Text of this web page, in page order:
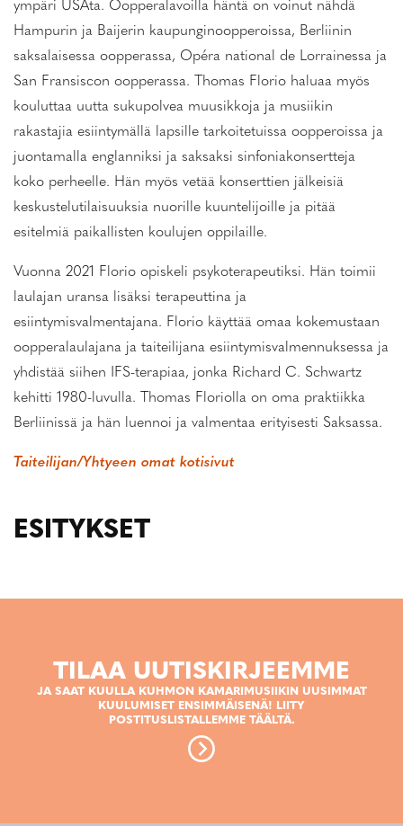
ympäri USAta. Oopperalavoilla häntä on voinut nähdä
Hampurin ja Baijerin kaupunginoopperoissa, Berliinin
saksalaisessa oopperassa, Opéra national de Lorrainessa ja
San Fransiscon oopperassa. Thomas Florio haluaa myös
kouluttaa uutta sukupolvea muusikkoja ja musiikin
rakastajia esiintymällä lapsille tarkoitetuissa oopperoissa ja
juontamalla englanniksi ja saksaksi sinfoniakonsertteja
koko perheelle. Hän myös vetää konserttien jälkeisiä
keskustelutilaisuuksia nuorille kuuntelijoille ja pitää
esitelmiä paikallisten koulujen oppilaille.
Vuonna 2021 Florio opiskeli psykoterapeutiksi. Hän toimii
laulajan uransa lisäksi terapeuttina ja
esiintymisvalmentajana. Florio käyttää omaa kokemustaan
oopperalaulajana ja taiteilijana esiintymisvalmennuksessa ja
yhdistää siihen IFS-terapiaa, jonka Richard C. Schwartz
kehitti 1980-luvulla. Thomas Floriolla on oma praktiikka
Berliinissä ja hän luennoi ja valmentaa erityisesti Saksassa.
Taiteilijan/Yhtyeen omat kotisivut
ESITYKSET
TILAA UUTISKIRJEEMME
JA SAAT KUULLA KUHMON KAMARIMUSIIKIN UUSIMMAT
KUULUMISET ENSIMMÄISENÄ! LIITY
POSTITUSLISTALLEMME TÄÄLTÄ.